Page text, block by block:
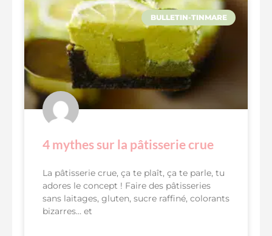
BULLETIN-TINMARE
4 mythes sur la pâtisserie crue
La pâtisserie crue, ça te plaît, ça te parle, tu
adores le concept ! Faire des pâtisseries
sans laitages, gluten, sucre raffiné, colorants
bizarres… et